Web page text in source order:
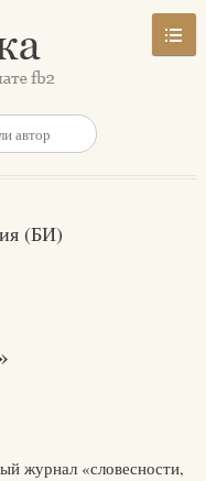
(БИ)
журнал «словесности,